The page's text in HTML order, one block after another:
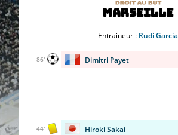
Marseille
Entraineur : Rudi Garcia
Dimitri Payet
86'
Hiroki Sakai
44'